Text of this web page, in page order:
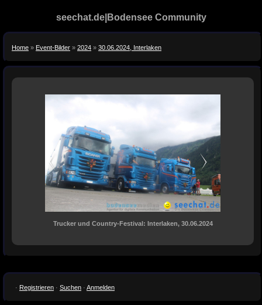
seechat.de|Bodensee Community
Home » Event-Bilder » 2024 » 30.06.2024, Interlaken
Trucker und Country-Festival: Interlaken, 30.06.2024
· Registrieren · Suchen · Anmelden